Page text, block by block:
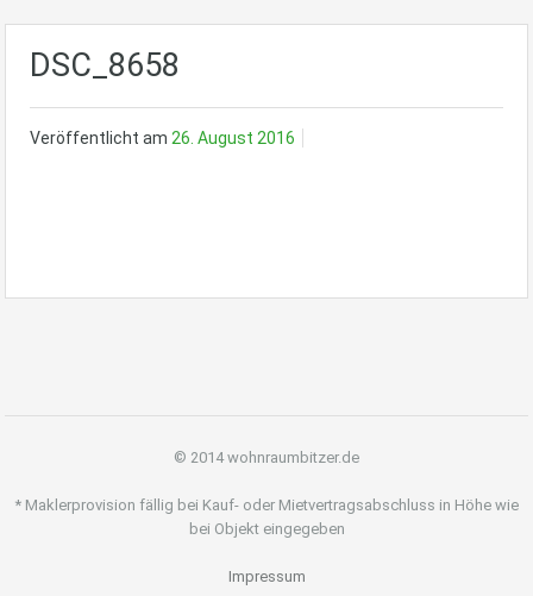
DSC_8658
Veröffentlicht am 26. August 2016
© 2014 wohnraumbitzer.de
* Maklerprovision fällig bei Kauf- oder Mietvertragsabschluss in Höhe wie
bei Objekt eingegeben
Impressum